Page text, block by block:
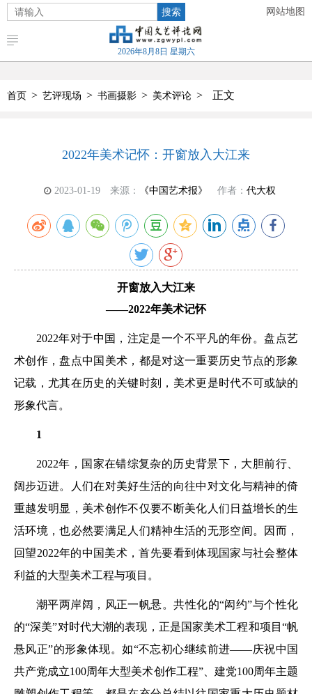
搜索 网站地图
2026年8月8日 星期六
首页 > 艺评现场 > 书画摄影 > 美术评论 > 正文
2022年美术记怀：开窗放入大江来
2023-01-19 来源： 《中国艺术报》 作者： 代大权
开窗放入大江来
——2022年美术记怀
2022年对于中国，注定是一个不平凡的年份。盘点艺
术创作，盘点中国美术，都是对这一重要历史节点的形象
记载，尤其在历史的关键时刻，美术更是时代不可或缺的
形象代言。
1
2022年，国家在错综复杂的历史背景下，大胆前行、
阔步迈进。人们在对美好生活的向往中对文化与精神的倚
重越发明显，美术创作不仅要不断美化人们日益增长的生
活环境，也必然要满足人们精神生活的无形空间。因而，
回望2022年的中国美术，首先要看到体现国家与社会整体
利益的大型美术工程与项目。
潮平两岸阔，风正一帆悬。共性化的“闳约”与个性化
的“深美”对时代大潮的表现，正是国家美术工程和项目“帆
悬风正”的形象体现。如“不忘初心继续前进——庆祝中国
共产党成立100周年大型美术创作工程”、建党100周年主题